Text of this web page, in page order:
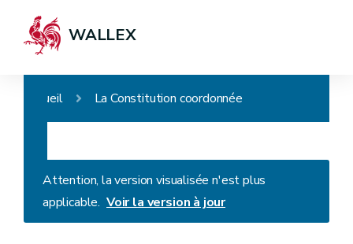
WALLEX
Accueil La Constitution coordonnée
Attention, la version visualisée n'est plus
applicable. Voir la version à jour